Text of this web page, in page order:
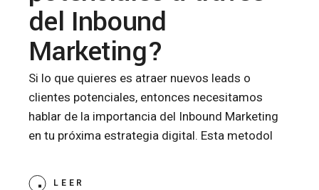
del Inbound
Marketing?
Si lo que quieres es atraer nuevos leads o
clientes potenciales, entonces necesitamos
hablar de la importancia del Inbound Marketing
en tu próxima estrategia digital. Esta metodol
LEER